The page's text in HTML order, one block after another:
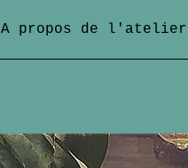
A propos de